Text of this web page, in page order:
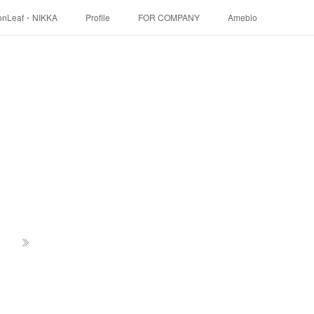
・NIKKA Profile FOR COMPANY Ameblo